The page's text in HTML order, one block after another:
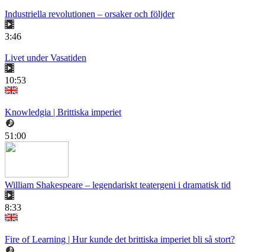
Industriella revolutionen – orsaker och följder
3:46
Livet under Vasatiden
10:53
Knowledgia | Brittiska imperiet
51:00
William Shakespeare – legendariskt teatergeni i dramatisk tid
8:33
Fire of Learning | Hur kunde det brittiska imperiet bli så stort?